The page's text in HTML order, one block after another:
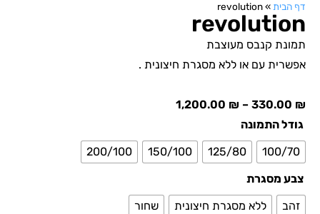
דף הבית»
revolution
revolution
תמונת קנבס מעוצבת
אפשרית עם או ללא מסגרת חיצונית .
330.00 ₪
–
1,200.00 ₪
גודל התמונה
100/70
125/80
150/100
200/100
צבע מסגרת
זהב
ללא מסגרת חיצונית שחור